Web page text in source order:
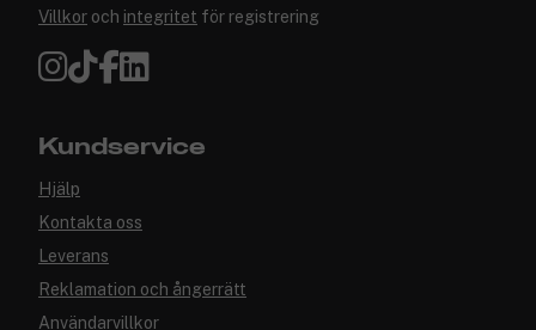
Villkor och integritet för registrering
Kundservice
Hjälp
Kontakta oss
Leverans
Reklamation och ångerrätt
Användarvillkor